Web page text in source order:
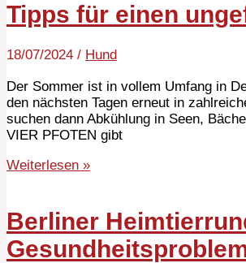
Tipps für einen
18/07/2024 / Hund
Der Sommer ist in vollem Umfang in
den nächsten Tagen erneut in
suchen dann Abkühlung in Seen,
VIER PFOTEN gibt
Weiterlesen »
Berliner